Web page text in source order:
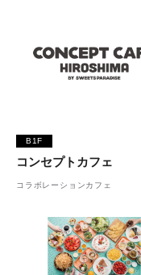
B1F
コンセプトカフェ
コラボレーションカフェ